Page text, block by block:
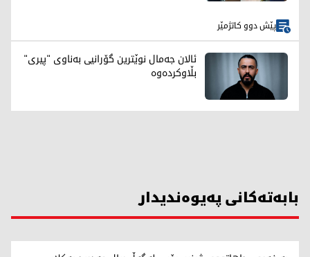
پێش دوو کاتژمێر
ئالان جەمال نوێترین گۆرانیی بەناوی "پیری"
بڵاوکردەوە
بابەتەکانی پەیوەندیدار